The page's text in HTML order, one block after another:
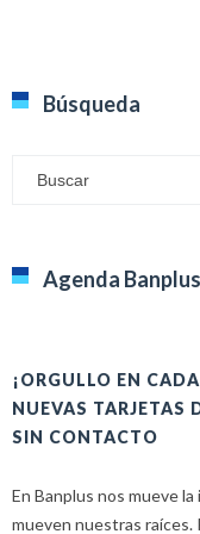
Búsqueda
Agenda Banplus
¡ORGULLO EN
NUEVAS TARJETAS
SIN CONTACTO
En Banplus nos mueve
mueven nuestras raíces.